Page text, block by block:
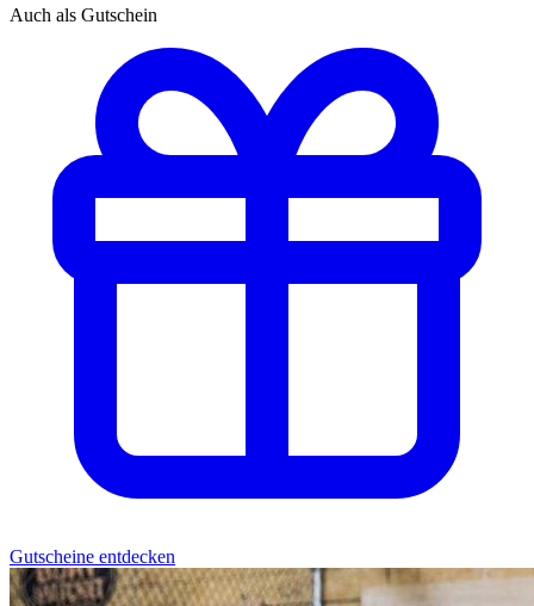
Auch als Gutschein
Gutscheine entdecken